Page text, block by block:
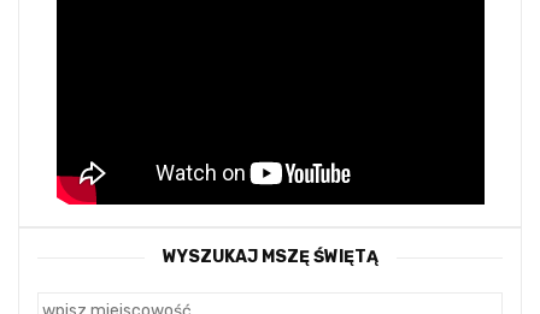
WYSZUKAJ MSZĘ ŚWIĘTĄ